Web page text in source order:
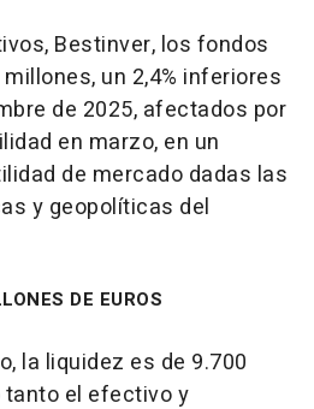
Bestinver, los fondos
un 2,4% inferiores
de 2025, afectados por
en marzo, en un
de mercado dadas las
y geopolíticas del
DE EUROS
la liquidez es de 9.700
el efectivo y